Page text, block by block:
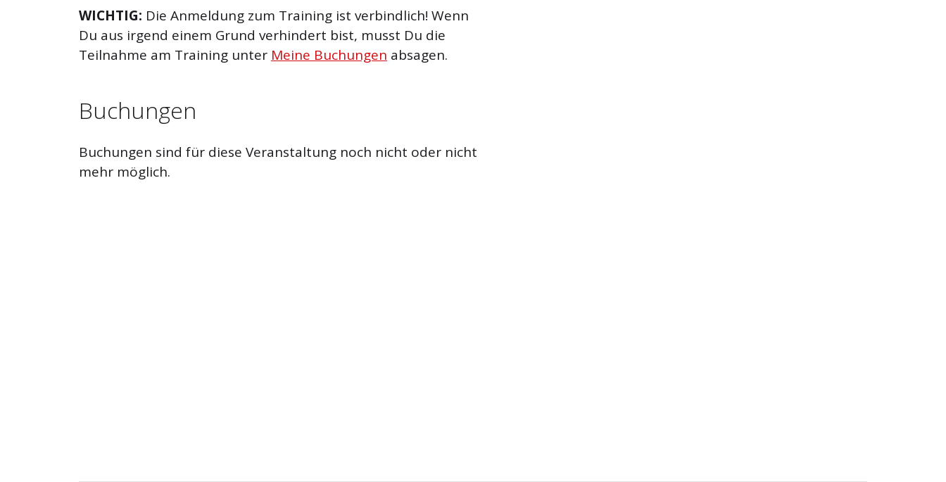
WICHTIG: Die Anmeldung zum Training ist verbindlich! Wenn
Du aus irgend einem Grund verhindert bist, musst Du die
Teilnahme am Training unter Meine Buchungen absagen.
Buchungen
Buchungen sind für diese Veranstaltung noch nicht oder nicht
mehr möglich.